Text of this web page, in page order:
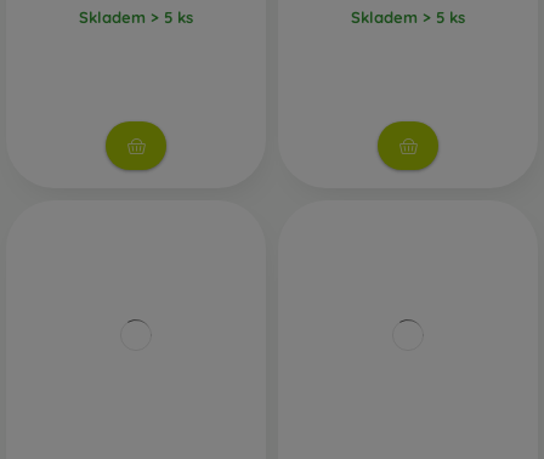
Skladem > 5 ks Skladem > 5 ks